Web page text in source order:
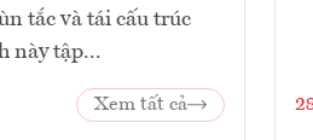
tắc và tái cấu trúc
này tập...
Xem tất cả